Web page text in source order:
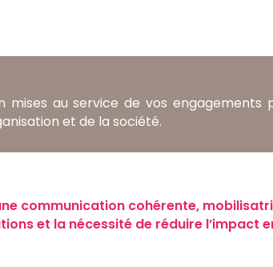
mises au service de vos engagements
et de la société.
communication cohérente,
et la nécessité de réduire l’impact